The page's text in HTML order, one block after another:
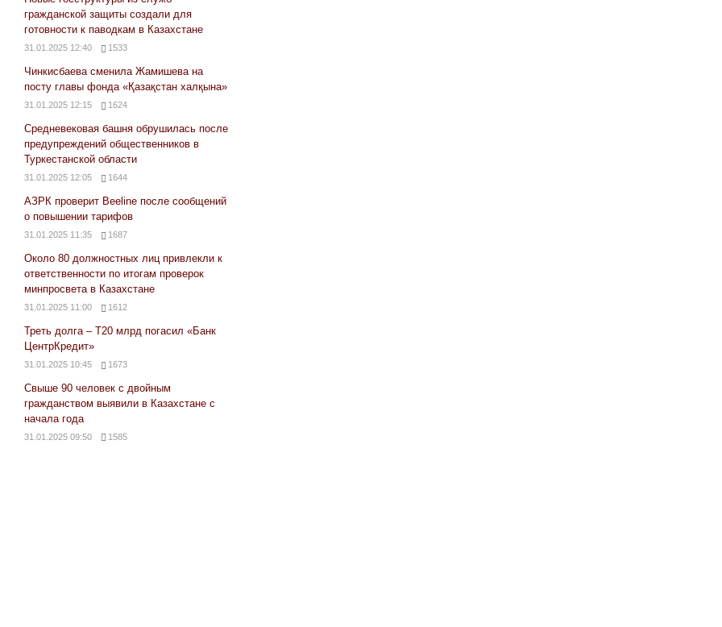
гражданской защиты создали для
готовности к паводкам в Казахстане
31.01.2025 12:40 1533
Чинкисбаева сменила Жамишева на
посту главы фонда «Қазақстан халқына»
31.01.2025 12:15 1624
Средневековая башня обрушилась после
предупреждений общественников в
Туркестанской области
31.01.2025 12:05 1644
АЗРК проверит Beeline после сообщений
о повышении тарифов
31.01.2025 11:35 1687
Около 80 должностных лиц привлекли к
ответственности по итогам проверок
минпросвета в Казахстане
31.01.2025 11:00 1612
Треть долга – Т20 млрд погасил «Банк
ЦентрКредит»
31.01.2025 10:45 1673
Свыше 90 человек с двойным
гражданством выявили в Казахстане с
начала года
31.01.2025 09:50 1585